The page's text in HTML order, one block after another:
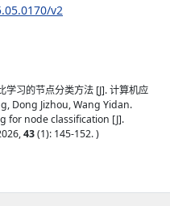
v2
学习的节点分类方法 [J]. 计算机应
Dong Jizhou, Wang Yidan.
for node classification [J].
43(1): 145-152. )